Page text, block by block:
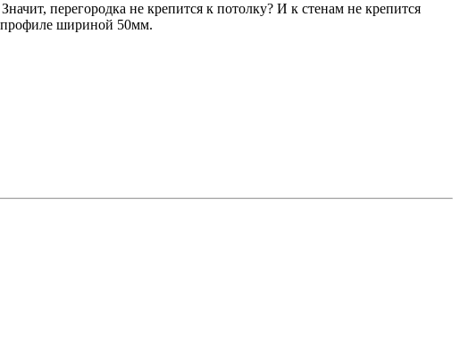
перегородка не крепится к потолку? И к стенам не крепится
профиле шириной 50мм.